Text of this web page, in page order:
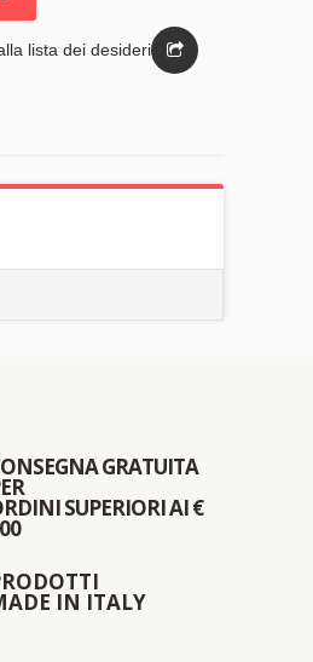
lista dei desideri
GRATUITA
SUPERIORI AI €
IN ITALY